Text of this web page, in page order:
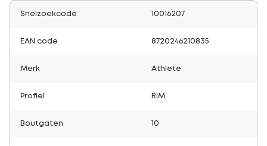
Snelzoekcode 10016207
EAN code 8720246210835
Merk Athlete
Profiel RIM
Boutgaten 10